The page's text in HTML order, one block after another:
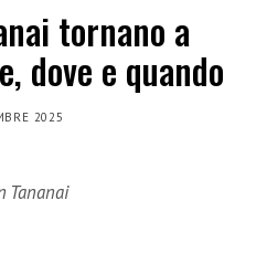
tornano a
dove e quando
2025
Tananai